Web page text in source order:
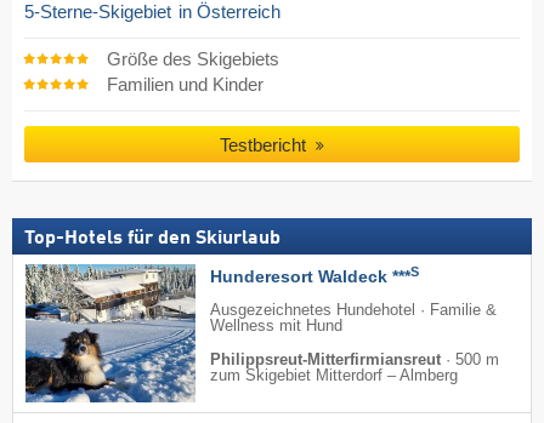
5-Sterne-Skigebiet in Österreich
Größe des Skigebiets
Familien und Kinder
Testbericht
Top-Hotels für den Skiurlaub
Hunderesort Waldeck ***S
Ausgezeichnetes Hundehotel · Familie &
Wellness mit Hund
Philippsreut-Mitterfirmiansreut · 500 m
zum Skigebiet Mitterdorf – Almberg